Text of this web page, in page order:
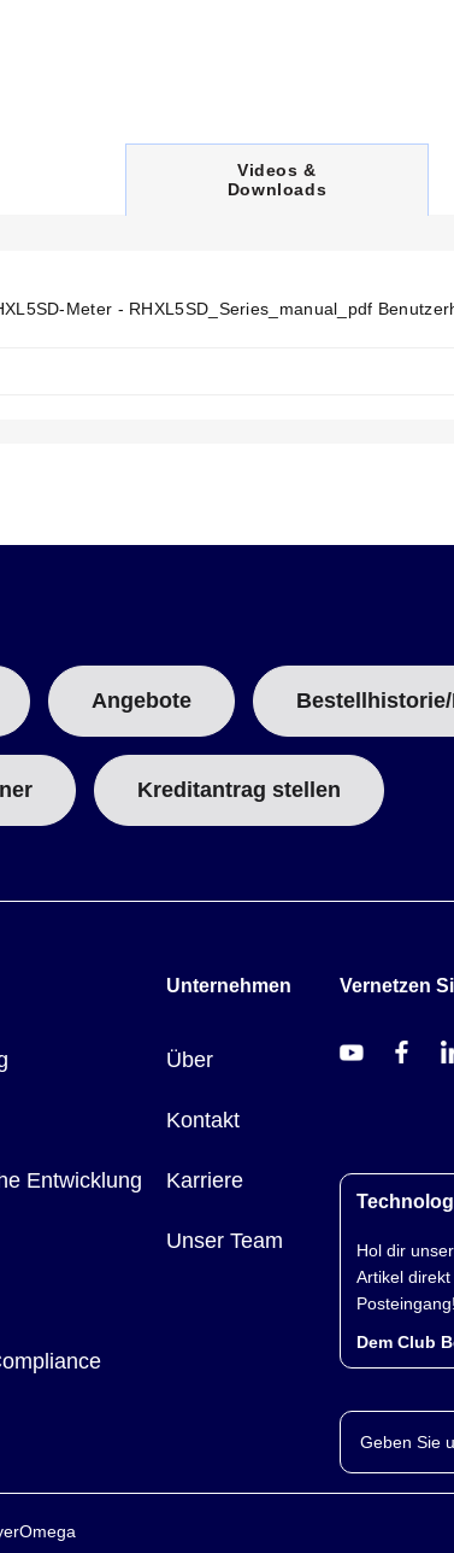
C
U
T
Videos &
Downloads
Meter - RHXL5SD_Series_manual_pdf
Angebote
Kreditantrag stellen
Entwicklung
Unternehmen
Über
Kontakt
Karriere
Unser Team
Vernetzen
Hol dir
Artikel
Posteingang!
Dem Club
Geben Sie